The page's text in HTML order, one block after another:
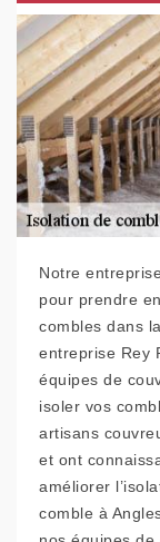
Notre
pour prendre
combles dans
entreprise Rey
équipes de
isoler vos
artisans
et ont
améliorer
comble à